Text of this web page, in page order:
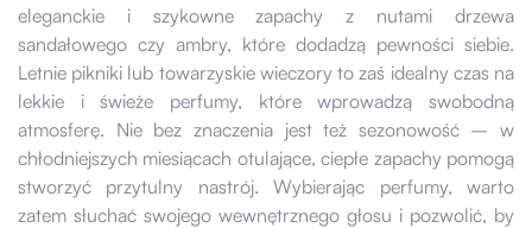
eleganckie i szykowne zapachy z nutami drzewa
sandałowego czy ambry, które dodadzą pewności siebie.
Letnie pikniki lub towarzyskie wieczory to zaś idealny czas na
lekkie i świeże perfumy, które wprowadzą swobodną
atmosferę. Nie bez znaczenia jest też sezonowość – w
chłodniejszych miesiącach otulające, ciepłe zapachy pomogą
stworzyć przytulny nastrój. Wybierając perfumy, warto
zatem słuchać swojego wewnętrznego głosu i pozwolić, by